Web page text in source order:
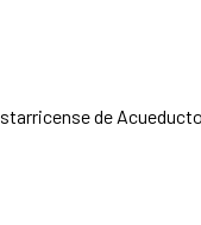
de